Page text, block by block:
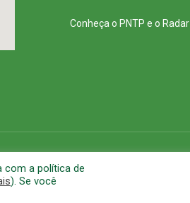
Conheça o PNTP e o
com a política de
). Se você